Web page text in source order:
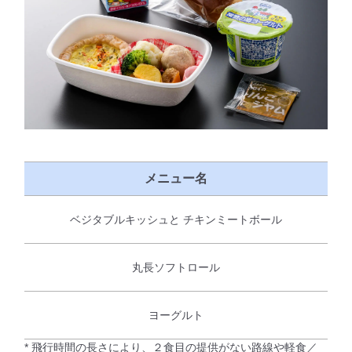
メニュー名
ベジタブルキッシュと チキンミートボール
丸長ソフトロール
ヨーグルト
* 飛行時間の長さにより、２食目の提供がない路線や軽食／